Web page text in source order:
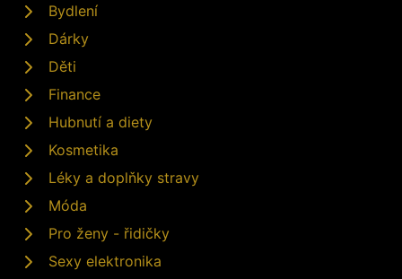
Bydlení
Dárky
Děti
Finance
Hubnutí a diety
Kosmetika
Léky a doplňky stravy
Móda
Pro ženy - řidičky
Sexy elektronika